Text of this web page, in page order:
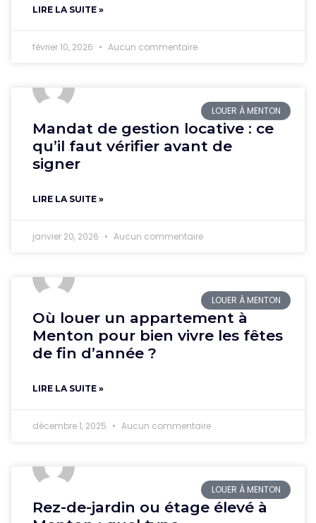
LIRE LA SUITE »
février 10, 2026 Aucun commentaire
LOUER À MENTON
Mandat de gestion locative : ce
qu’il faut vérifier avant de
signer
LIRE LA SUITE »
janvier 20, 2026 Aucun commentaire
LOUER À MENTON
Où louer un appartement à
Menton pour bien vivre les fêtes
de fin d’année ?
LIRE LA SUITE »
décembre 1, 2025 Aucun commentaire
LOUER À MENTON
Rez-de-jardin ou étage élevé à